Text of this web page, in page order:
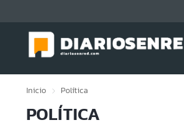
Inicio Política
POLÍTICA